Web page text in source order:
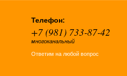
Телефон:
+7 (981) 733-87-42
многоканальный
Ответим на любой вопрос